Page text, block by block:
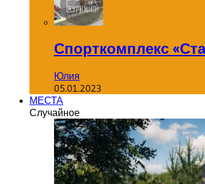
Спорткомплекс
Юлия
05.01.2023
МЕСТА
Случайное